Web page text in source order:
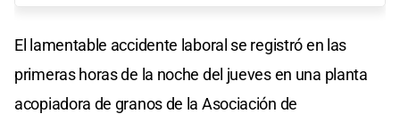
El lamentable accidente laboral se registró en las
primeras horas de la noche del jueves en una planta
acopiadora de granos de la Asociación de